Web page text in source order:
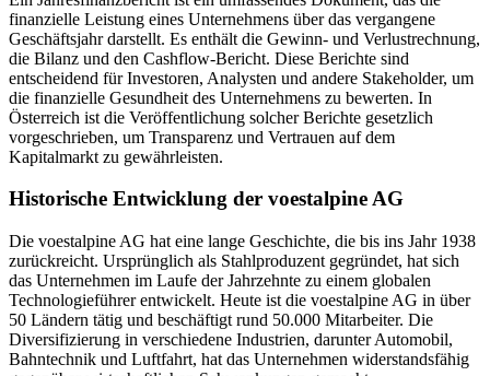
finanzielle Leistung eines Unternehmens über das vergangene
Geschäftsjahr darstellt. Es enthält die Gewinn- und Verlustrechnung,
die Bilanz und den Cashflow-Bericht. Diese Berichte sind
entscheidend für Investoren, Analysten und andere Stakeholder, um
die finanzielle Gesundheit des Unternehmens zu bewerten. In
Österreich ist die Veröffentlichung solcher Berichte gesetzlich
vorgeschrieben, um Transparenz und Vertrauen auf dem
Kapitalmarkt zu gewährleisten.
Historische Entwicklung der voestalpine AG
Die voestalpine AG hat eine lange Geschichte, die bis ins Jahr 1938
zurückreicht. Ursprünglich als Stahlproduzent gegründet, hat sich
das Unternehmen im Laufe der Jahrzehnte zu einem globalen
Technologieführer entwickelt. Heute ist die voestalpine AG in über
50 Ländern tätig und beschäftigt rund 50.000 Mitarbeiter. Die
Diversifizierung in verschiedene Industrien, darunter Automobil,
Bahntechnik und Luftfahrt, hat das Unternehmen widerstandsfähig